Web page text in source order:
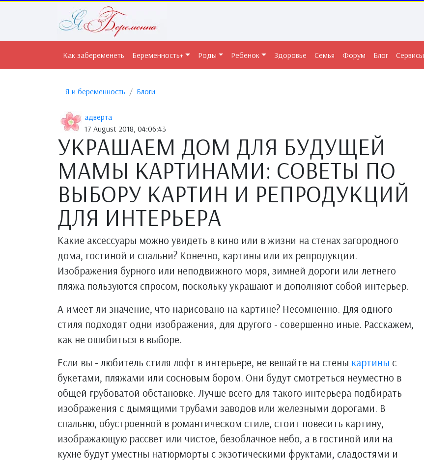
Как забеременеть Беременность+ Роды Ребенок Здоровье Семья Форум Блог Сервисы
Я и беременность Блоги
адверта
17 August 2018, 04:06:43
УКРАШАЕМ ДОМ ДЛЯ БУДУЩЕЙ
МАМЫ КАРТИНАМИ: СОВЕТЫ ПО
ВЫБОРУ КАРТИН И РЕПРОДУКЦИЙ
ДЛЯ ИНТЕРЬЕРА
Какие аксессуары можно увидеть в кино или в жизни на стенах загородного
дома, гостиной и спальни? Конечно, картины или их репродукции.
Изображения бурного или неподвижного моря, зимней дороги или летнего
пляжа пользуются спросом, поскольку украшают и дополняют собой интерьер.
А имеет ли значение, что нарисовано на картине? Несомненно. Для одного
стиля подходят одни изображения, для другого - совершенно иные. Расскажем,
как не ошибиться в выборе.
Если вы - любитель стиля лофт в интерьере, не вешайте на стены картины с
букетами, пляжами или сосновым бором. Они будут смотреться неуместно в
общей грубоватой обстановке. Лучше всего для такого интерьера подбирать
изображения с дымящими трубами заводов или железными дорогами. В
спальню, обустроенной в романтическом стиле, стоит повесить картину,
изображающую рассвет или чистое, безоблачное небо, а в гостиной или на
кухне будут уместны натюрморты с экзотическими фруктами, сладостями и